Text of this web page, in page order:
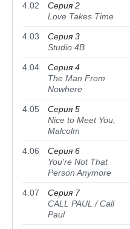
4.02
Серия 2
Love Takes Time
4.03
Серия 3
Studio 4B
4.04
Серия 4
The Man From
Nowhere
4.05
Серия 5
Nice to Meet You,
Malcolm
4.06
Серия 6
You're Not That
Person Anymore
4.07
Серия 7
CALL PAUL / Call
Paul